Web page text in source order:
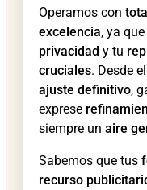
Operamos con
excelencia, ya
privacidad y tu
cruciales. Desde el
ajuste definitivo,
exprese
siempre un aire
Sabemos que tus
recurso